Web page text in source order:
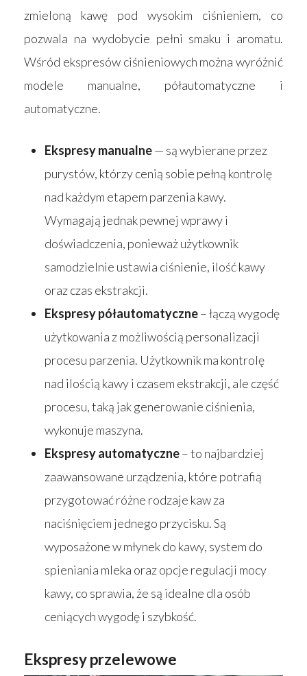
zmieloną kawę pod wysokim ciśnieniem, co
pozwala na wydobycie pełni smaku i aromatu.
Wśród ekspresów ciśnieniowych można wyróżnić
modele manualne, półautomatyczne i
automatyczne.
Ekspresy manualne— są wybierane przez
purystów, którzy cenią sobie pełną kontrolę
nad każdym etapem parzenia kawy.
Wymagają jednak pewnej wprawy i
doświadczenia, ponieważ użytkownik
samodzielnie ustawia ciśnienie, ilość kawy
oraz czas ekstrakcji.
Ekspresy półautomatyczne– łączą wygodę
użytkowania z możliwością personalizacji
procesu parzenia. Użytkownik ma kontrolę
nad ilością kawy i czasem ekstrakcji, ale część
procesu, taką jak generowanie ciśnienia,
wykonuje maszyna.
Ekspresy automatyczne– to najbardziej
zaawansowane urządzenia, które potrafią
przygotować różne rodzaje kaw za
naciśnięciem jednego przycisku. Są
wyposażone w młynek do kawy, system do
spieniania mleka oraz opcje regulacji mocy
kawy, co sprawia, że są idealne dla osób
ceniących wygodę i szybkość.
Ekspresy przelewowe